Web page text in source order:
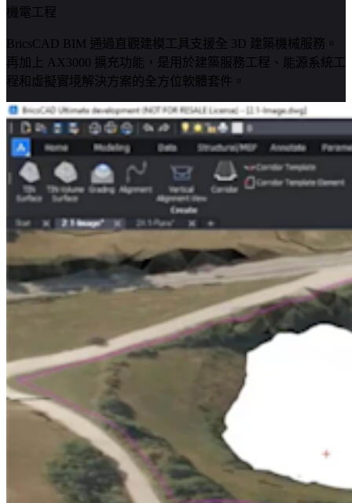
機電工程
BricsCAD BIM 通過直觀建模工具支援全 3D 建築機械服務。
再加上 AX3000 擴充功能，是用於建築服務工程、能源系統工
程和虛擬實境解決方案的全方位軟體套件。